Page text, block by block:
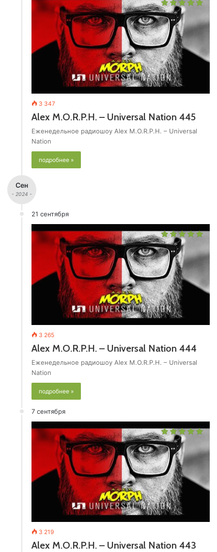
3 347
Alex M.O.R.P.H. – Universal Nation 445
Еженедельное радиошоу Alex M.O.R.P.H. – Universal
Nation
подробнее »
Сен
- 2024 -
21 сентября
3 265
Alex M.O.R.P.H. – Universal Nation 444
Еженедельное радиошоу Alex M.O.R.P.H. – Universal
Nation
подробнее »
7 сентября
3 219
Alex M.O.R.P.H. – Universal Nation 443